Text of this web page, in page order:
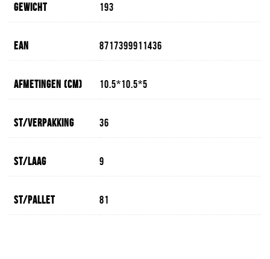
Gewicht 193
EAN 8717399911436
Afmetingen (cm) 10.5*10.5*5
St/verpakking 36
St/laag 9
St/pallet 81